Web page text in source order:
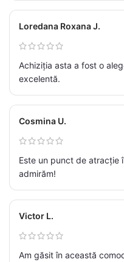
Loredana Roxana J.
Achiziția asta a fost o
excelentă.
Cosmina U.
Este un punct de atracție
admirăm!
Victor L.
Am găsit în această